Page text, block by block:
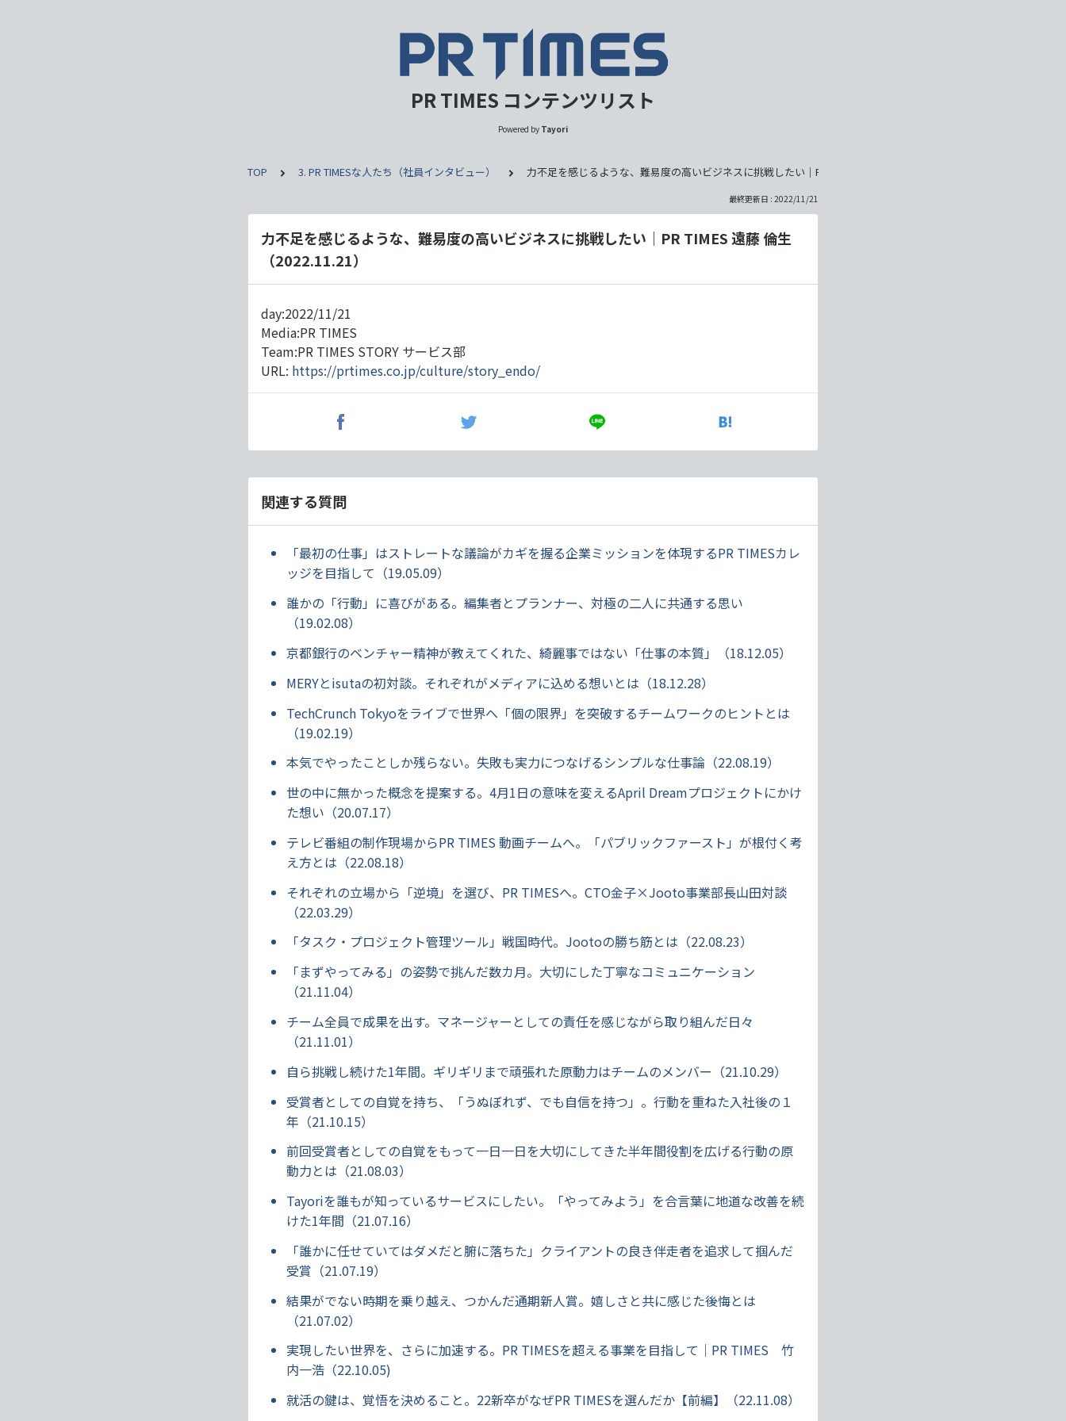
PR TIMES コンテンツリスト
Powered by Tayori
TOP 3. PR TIMESな人たち（社員インタビュー） 力不足を感じるような、難易度の高いビジネスに挑戦したい｜PR TIMES 遠藤 倫生（2022.11.21）
最終更新日 : 2022/11/21
力不足を感じるような、難易度の高いビジネスに挑戦したい｜PR TIMES 遠藤 倫生
（2022.11.21）
day:2022/11/21
Media:PR TIMES
Team:PR TIMES STORY サービス部
URL: https://prtimes.co.jp/culture/story_endo/
関連する質問
「最初の仕事」はストレートな議論がカギを握る企業ミッションを体現するPR TIMESカレ
ッジを目指して（19.05.09）
誰かの「行動」に喜びがある。編集者とプランナー、対極の二人に共通する思い
（19.02.08）
京都銀行のベンチャー精神が教えてくれた、綺麗事ではない「仕事の本質」（18.12.05）
MERYとisutaの初対談。それぞれがメディアに込める想いとは（18.12.28）
TechCrunch Tokyoをライブで世界へ「個の限界」を突破するチームワークのヒントとは
（19.02.19）
本気でやったことしか残らない。失敗も実力につなげるシンプルな仕事論（22.08.19）
世の中に無かった概念を提案する。4月1日の意味を変えるApril Dreamプロジェクトにかけ
た想い（20.07.17）
テレビ番組の制作現場からPR TIMES 動画チームへ。「パブリックファースト」が根付く考
え方とは（22.08.18）
それぞれの立場から「逆境」を選び、PR TIMESへ。CTO金子×Jooto事業部長山田対談
（22.03.29）
「タスク・プロジェクト管理ツール」戦国時代。Jootoの勝ち筋とは（22.08.23）
「まずやってみる」の姿勢で挑んだ数カ月。大切にした丁寧なコミュニケーション
（21.11.04）
チーム全員で成果を出す。マネージャーとしての責任を感じながら取り組んだ日々
（21.11.01）
自ら挑戦し続けた1年間。ギリギリまで頑張れた原動力はチームのメンバー（21.10.29）
受賞者としての自覚を持ち、「うぬぼれず、でも自信を持つ」。行動を重ねた入社後の１
年（21.10.15）
前回受賞者としての自覚をもって一日一日を大切にしてきた半年間役割を広げる行動の原
動力とは（21.08.03）
Tayoriを誰もが知っているサービスにしたい。「やってみよう」を合言葉に地道な改善を続
けた1年間（21.07.16）
「誰かに任せていてはダメだと腑に落ちた」クライアントの良き伴走者を追求して掴んだ
受賞（21.07.19）
結果がでない時期を乗り越え、つかんだ通期新人賞。嬉しさと共に感じた後悔とは
（21.07.02）
実現したい世界を、さらに加速する。PR TIMESを超える事業を目指して｜PR TIMES 竹
内一浩（22.10.05)
就活の鍵は、覚悟を決めること。22新卒がなぜPR TIMESを選んだか【前編】（22.11.08）